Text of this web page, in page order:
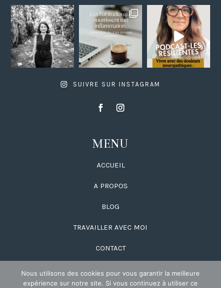
SUIVRE SUR INSTAGRAM
MENU
ACCUEIL
A PROPOS
BLOG
TRAVAILLER AVEC MOI
CONTACT
Nous utilisons des cookies pour vous garantir la meilleure
expérience sur notre site. Si vous continuez à utiliser ce